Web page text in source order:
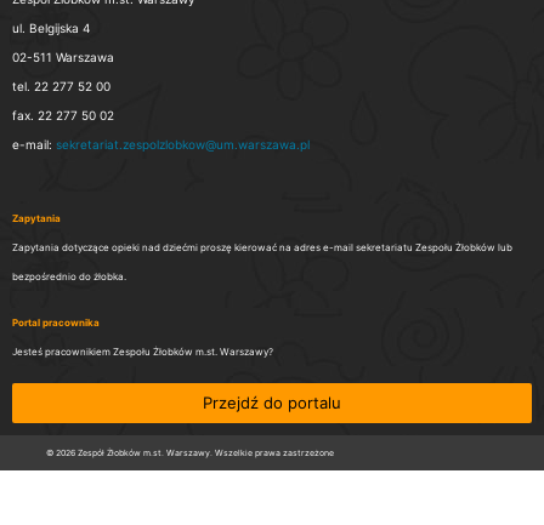
ul. Belgijska 4
02-511 Warszawa
tel. 22 277 52 00
fax. 22 277 50 02
e-mail: sekretariat.zespolzlobkow@um.warszawa.pl
Zapytania
Zapytania dotyczące opieki nad dziećmi proszę kierować na adres e-mail sekretariatu Zespołu Żłobków lub
bezpośrednio do żłobka.
Portal pracownika
Jesteś pracownikiem Zespołu Żłobków m.st. Warszawy?
Przejdź do portalu
© 2026 Zespół Żłobków m.st. Warszawy. Wszelkie prawa zastrzeżone